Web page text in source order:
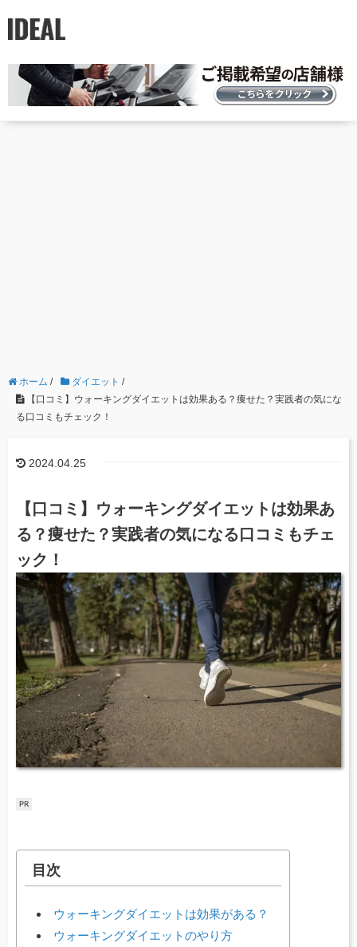
ホーム / ダイエット /
【口コミ】ウォーキングダイエットは効果ある？痩せた？実践者の気にな
る口コミもチェック！
2024.04.25
【口コミ】ウォーキングダイエットは効果あ
る？痩せた？実践者の気になる口コミもチェ
ック！
目次
ウォーキングダイエットは効果がある？
ウォーキングダイエットのやり方